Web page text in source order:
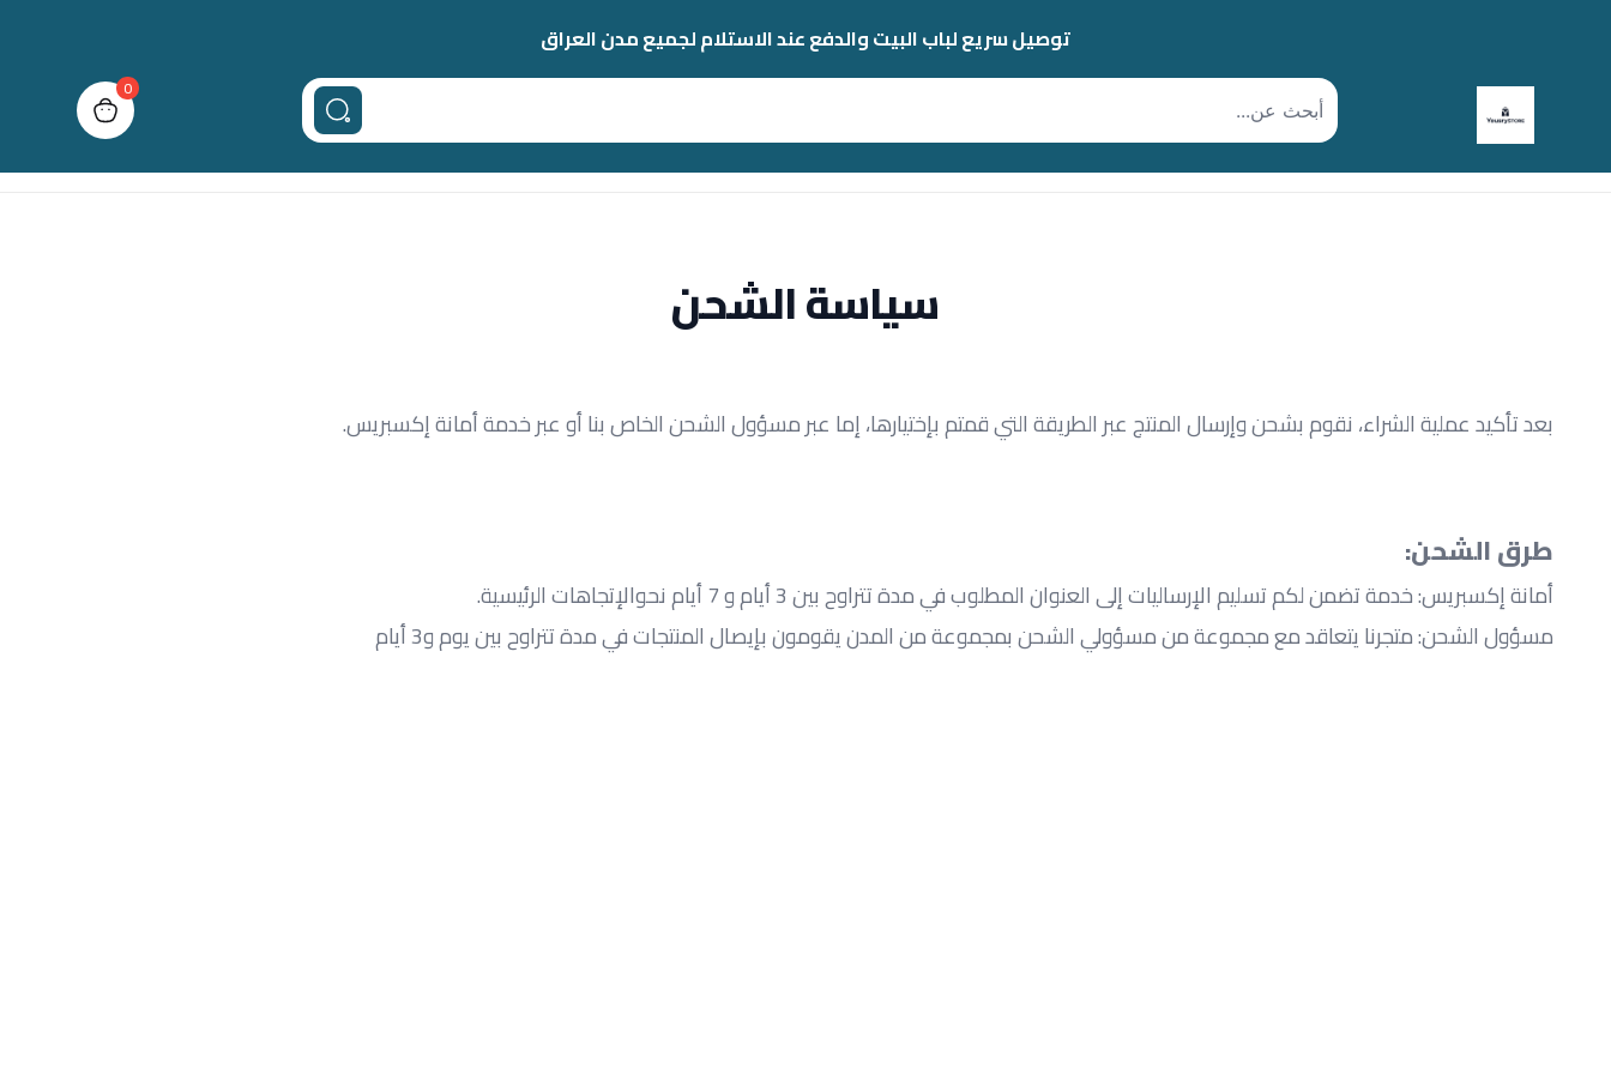
توصيل سريع لباب البيت والدفع عند الاستلام لجميع مدن العراق
0
view bag
سياسة الشحن
بعد تأكيد عملية الشراء، نقوم بشحن وإرسال المنتج عبر الطريقة التي قمتم بإختيارها، إما عبر مسؤول الشحن الخاص بنا أو عبر خدمة أمانة إكسبريس.
طرق الشحن:
أمانة إكسبريس: خدمة تضمن لكم تسليم الإرساليات إلى العنوان المطلوب في مدة تتراوح بين 3 أيام و 7 أيام نحوالإتجاهات الرئيسية.
مسؤول الشحن: متجرنا يتعاقد مع مجموعة من مسؤولي الشحن بمجموعة من المدن يقومون بإيصال المنتجات في مدة تتراوح بين يوم و3 أيام